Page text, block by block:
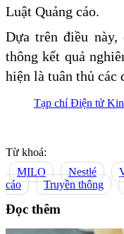
Luật Quảng cáo.
Dựa trên điều
thông kết quả
hiện là tuân thủ các
Tạp chí Điện tử
Từ khoá:
MILO
Nestlé
cáo
Truyền thông
Đọc thêm